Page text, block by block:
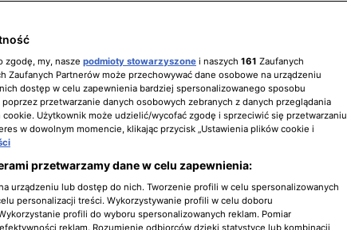
zgodę, my, nasze podmioty stowarzyszone i naszych 161 Zaufanych
Zaufanych Partnerów może przechowywać dane osobowe na urządzeniu
dostęp w celu zapewnienia bardziej spersonalizowanego sposobu
przetwarzanie danych osobowych zebranych z danych przeglądania
Użytkownik może udzielić/wycofać zgodę i sprzeciwić się przetwarzaniu
w dowolnym momencie, klikając przycisk „Ustawienia plików cookie i
przetwarzamy dane w celu zapewnienia:
urządzeniu lub dostęp do nich. Tworzenie profili w celu spersonalizowanych
personalizacji treści. Wykorzystywanie profili w celu doboru
profili do wyboru spersonalizowanych reklam. Pomiar
reklam. Rozumienie odbiorców dzięki statystyce lub kombinacji